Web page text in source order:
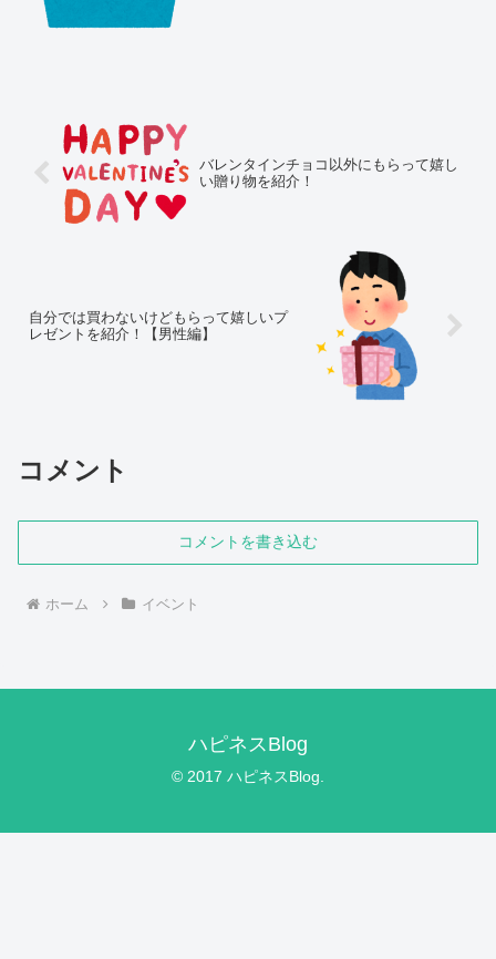
バレンタインチョコ以外にもらって嬉し
い贈り物を紹介！
自分では買わないけどもらって嬉しいプ
レゼントを紹介！【男性編】
コメント
コメントを書き込む
ホーム イベント
ハピネスBlog
© 2017 ハピネスBlog.